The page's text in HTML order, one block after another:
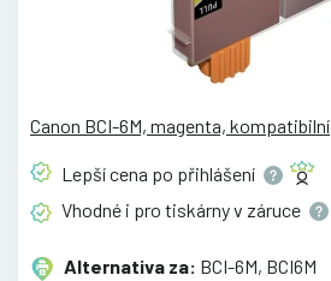
Canon BCI-6M, magenta, kompatibilní
Lepší cena po přihlášení
Vhodné i pro tiskárny v záruce
Alternativa za: BCI-6M, BCI6M